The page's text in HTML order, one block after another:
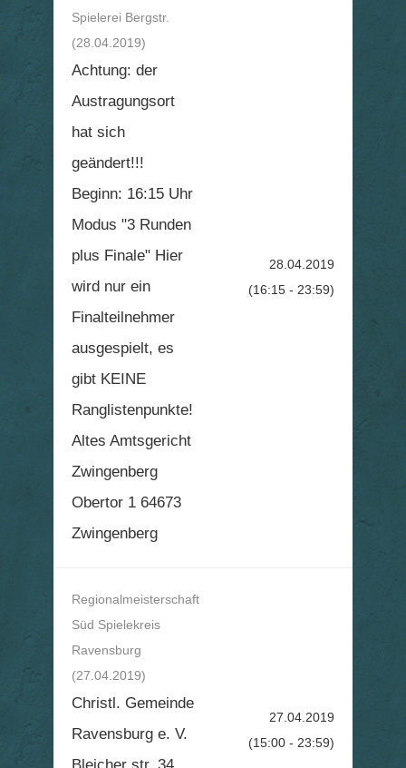
Spielerei Bergstr.
(28.04.2019)
Achtung: der
Austragungsort
hat sich
geändert!!!
Beginn: 16:15 Uhr
Modus "3 Runden
plus Finale" Hier
wird nur ein
Finalteilnehmer
ausgespielt, es
gibt KEINE
Ranglistenpunkte!
Altes Amtsgericht
Zwingenberg
Obertor 1 64673
Zwingenberg
28.04.2019
(16:15 - 23:59)
Regionalmeisterschaft
Süd Spielekreis
Ravensburg
(27.04.2019)
Christl. Gemeinde
Ravensburg e. V.
27.04.2019
(15:00 - 23:59)